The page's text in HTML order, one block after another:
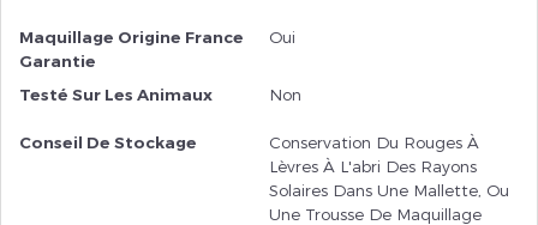
Maquillage Origine France
Garantie
Oui
Testé Sur Les Animaux Non
Conseil De Stockage
Conservation Du Rouges À
Lèvres À L'abri Des Rayons
Solaires Dans Une Mallette, Ou
Une Trousse De Maquillage